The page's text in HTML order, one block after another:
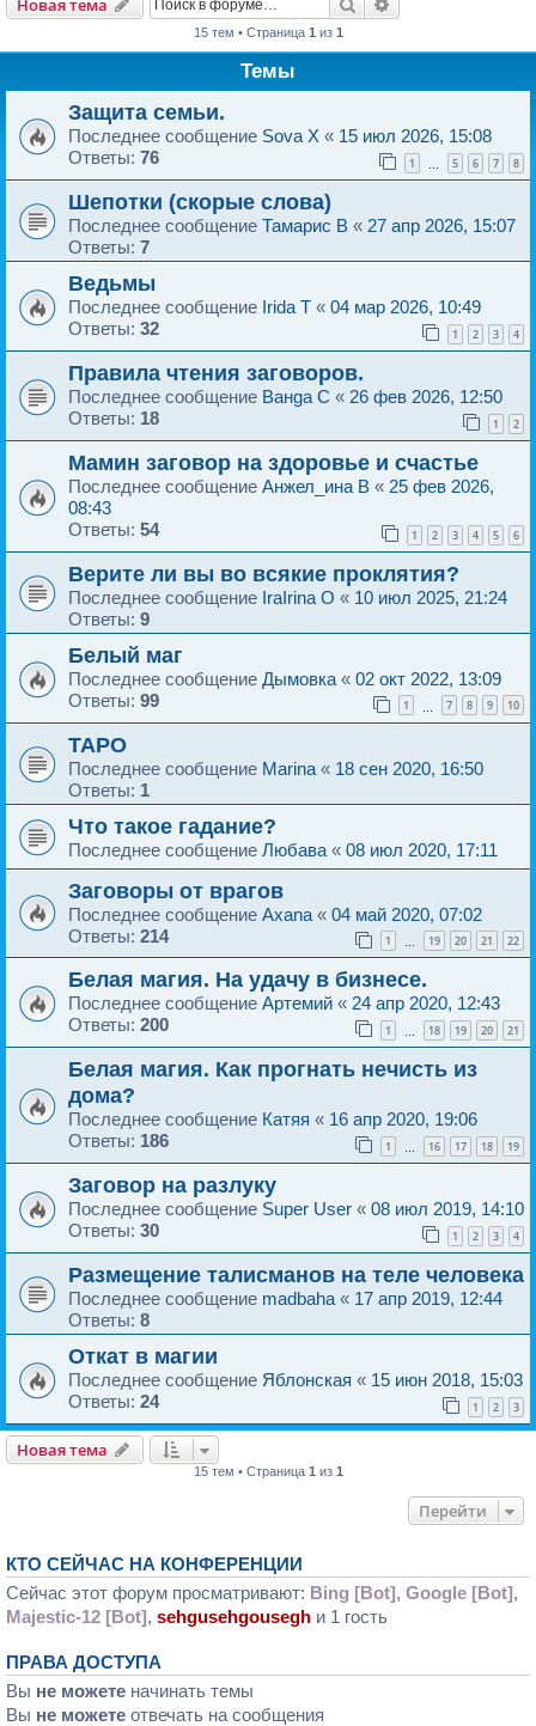
Новая тема
15 тем • Страница 1 из 1
Темы
Защита семьи.
Последнее сообщение Sova X « 15 июл 2026, 15:08
Ответы: 76 1 5 6 7 8
Шепотки (скорые слова)
Последнее сообщение Тамарис B « 27 апр 2026, 15:07
Ответы: 7
Ведьмы
Последнее сообщение Irida T « 04 мар 2026, 10:49
Ответы: 32 1 2 3 4
Правила чтения заговоров.
Последнее сообщение Ванgа C « 26 фев 2026, 12:50
Ответы: 18 1 2
Мамин заговор на здоровье и счастье
Последнее сообщение Анжел_ина B « 25 фев 2026,
08:43
Ответы: 54 1 2 3 4 5 6
Верите ли вы во всякие проклятия?
Последнее сообщение IraIrina O « 10 июл 2025, 21:24
Ответы: 9
Белый маг
Последнее сообщение Дымовка « 02 окт 2022, 13:09
Ответы: 99 1 7 8 9 10
ТАРО
Последнее сообщение Marina « 18 сен 2020, 16:50
Ответы: 1
Что такое гадание?
Последнее сообщение Любава « 08 июл 2020, 17:11
Заговоры от врагов
Последнее сообщение Аxana « 04 май 2020, 07:02
Ответы: 214 1 … 19 20 21 22
Белая магия. На удачу в бизнесе.
Последнее сообщение Артемий « 24 апр 2020, 12:43
Ответы: 200 1 … 18 19 20 21
Белая магия. Как прогнать нечисть из
дома?
Последнее сообщение Катяя « 16 апр 2020, 19:06
Ответы: 186 1 … 16 17 18 19
Заговор на разлуку
Последнее сообщение Super User « 08 июл 2019, 14:10
Ответы: 30 1 2 3 4
Размещение талисманов на теле человека
Последнее сообщение madbaha « 17 апр 2019, 12:44
Ответы: 8
Откат в магии
Последнее сообщение Яблонская « 15 июн 2018, 15:03
Ответы: 24 1 2 3
Новая тема
15 тем • Страница 1 из 1
Перейти
КТО СЕЙЧАС НА КОНФЕРЕНЦИИ
Сейчас этот форум просматривают: Bing [Bot], Google [Bot],
Majestic-12 [Bot], sehgusehgousegh и 1 гость
ПРАВА ДОСТУПА
Вы не можете начинать темы
Вы не можете отвечать на сообщения